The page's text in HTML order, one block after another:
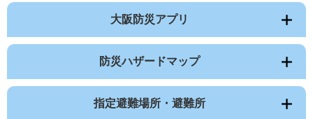
大阪防災アプリ
防災ハザードマップ
指定避難場所・避難所